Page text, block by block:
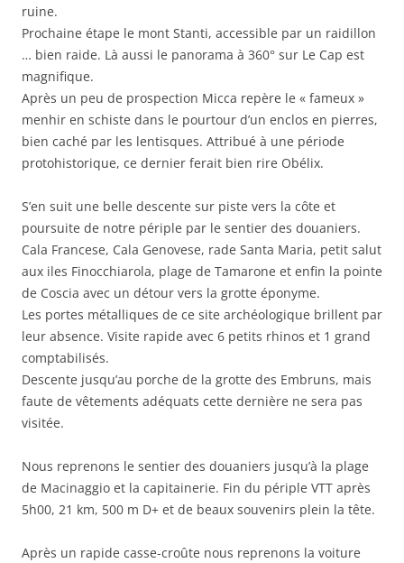
ruine.
Prochaine étape le mont Stanti, accessible par un raidillon
… bien raide. Là aussi le panorama à 360° sur Le Cap est
magnifique.
Après un peu de prospection Micca repère le « fameux »
menhir en schiste dans le pourtour d’un enclos en pierres,
bien caché par les lentisques. Attribué à une période
protohistorique, ce dernier ferait bien rire Obélix.
S’en suit une belle descente sur piste vers la côte et
poursuite de notre périple par le sentier des douaniers.
Cala Francese, Cala Genovese, rade Santa Maria, petit salut
aux iles Finocchiarola, plage de Tamarone et enfin la pointe
de Coscia avec un détour vers la grotte éponyme.
Les portes métalliques de ce site archéologique brillent par
leur absence. Visite rapide avec 6 petits rhinos et 1 grand
comptabilisés.
Descente jusqu’au porche de la grotte des Embruns, mais
faute de vêtements adéquats cette dernière ne sera pas
visitée.
Nous reprenons le sentier des douaniers jusqu’à la plage
de Macinaggio et la capitainerie. Fin du périple VTT après
5h00, 21 km, 500 m D+ et de beaux souvenirs plein la tête.
Après un rapide casse-croûte nous reprenons la voiture